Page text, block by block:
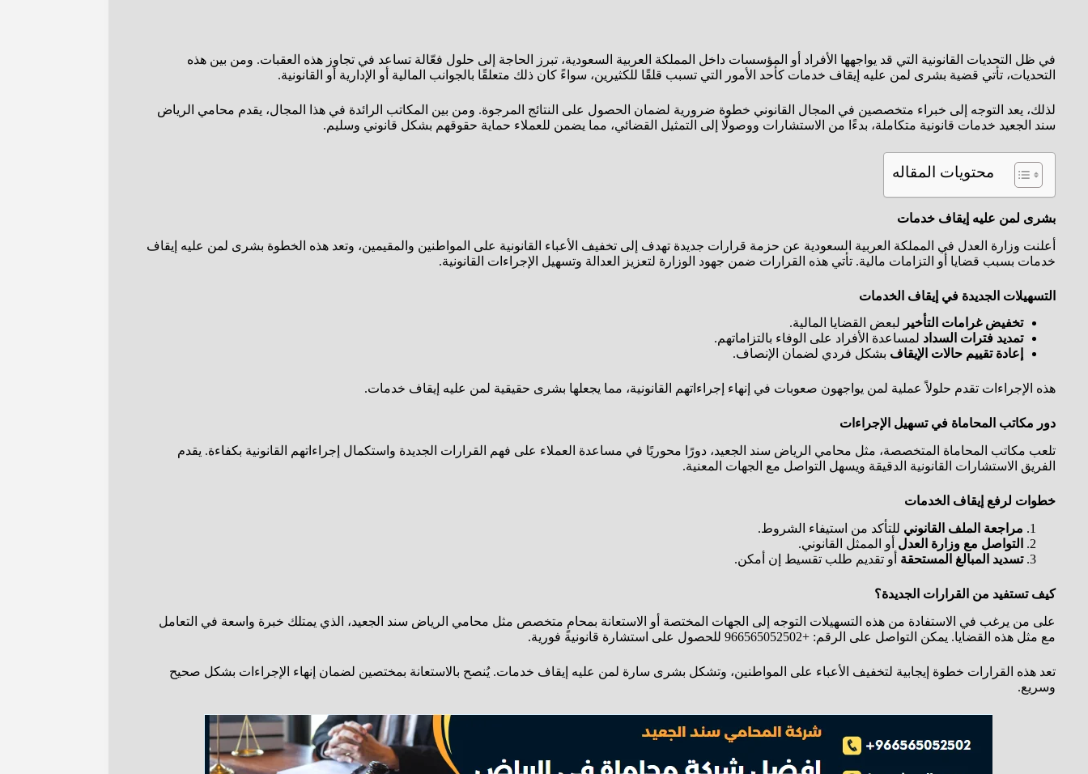
في ظل التحديات القانونية التي قد يواجهها الأفراد أو المؤسسات داخل المملكة العربية السعودية، تبرز الحاجة إلى حلول فعّالة تساعد في تجاوز هذه العقبات. ومن بين هذه
التحديات، تأتي قضية بشرى لمن عليه إيقاف خدمات كأحد الأمور التي تسبب قلقًا للكثيرين، سواءً كان ذلك متعلقًا بالجوانب المالية أو الإدارية أو القانونية.
لذلك، يعد التوجه إلى خبراء متخصصين في المجال القانوني خطوة ضرورية لضمان الحصول على النتائج المرجوة. ومن بين المكاتب الرائدة في هذا المجال، يقدم محامي الرياض
سند الجعيد خدمات قانونية متكاملة، بدءًا من الاستشارات ووصولًا إلى التمثيل القضائي، مما يضمن للعملاء حماية حقوقهم بشكل قانوني وسليم.
محتويات المقاله
بشرى لمن عليه إيقاف خدمات
أعلنت وزارة العدل في المملكة العربية السعودية عن حزمة قرارات جديدة تهدف إلى تخفيف الأعباء القانونية على المواطنين والمقيمين، وتعد هذه الخطوة بشرى لمن عليه إيقاف
خدمات بسبب قضايا أو التزامات مالية. تأتي هذه القرارات ضمن جهود الوزارة لتعزيز العدالة وتسهيل الإجراءات القانونية.
التسهيلات الجديدة في إيقاف الخدمات
تخفيض غرامات التأخير لبعض القضايا المالية.
تمديد فترات السداد لمساعدة الأفراد على الوفاء بالتزاماتهم.
إعادة تقييم حالات الإيقاف بشكل فردي لضمان الإنصاف.
هذه الإجراءات تقدم حلولاً عملية لمن يواجهون صعوبات في إنهاء إجراءاتهم القانونية، مما يجعلها بشرى حقيقية لمن عليه إيقاف خدمات.
دور مكاتب المحاماة في تسهيل الإجراءات
تلعب مكاتب المحاماة المتخصصة، مثل محامي الرياض سند الجعيد، دورًا محوريًا في مساعدة العملاء على فهم القرارات الجديدة واستكمال إجراءاتهم القانونية بكفاءة. يقدم
الفريق الاستشارات القانونية الدقيقة ويسهل التواصل مع الجهات المعنية.
خطوات لرفع إيقاف الخدمات
مراجعة الملف القانوني للتأكد من استيفاء الشروط.
التواصل مع وزارة العدل أو الممثل القانوني.
تسديد المبالغ المستحقة أو تقديم طلب تقسيط إن أمكن.
كيف تستفيد من القرارات الجديدة؟
على من يرغب في الاستفادة من هذه التسهيلات التوجه إلى الجهات المختصة أو الاستعانة بمحامٍ متخصص مثل محامي الرياض سند الجعيد، الذي يمتلك خبرة واسعة في التعامل
مع مثل هذه القضايا. يمكن التواصل على الرقم: +966565052502 للحصول على استشارة قانونية فورية.
تعد هذه القرارات خطوة إيجابية لتخفيف الأعباء على المواطنين، وتشكل بشرى سارة لمن عليه إيقاف خدمات. يُنصح بالاستعانة بمختصين لضمان إنهاء الإجراءات بشكل صحيح
وسريع.